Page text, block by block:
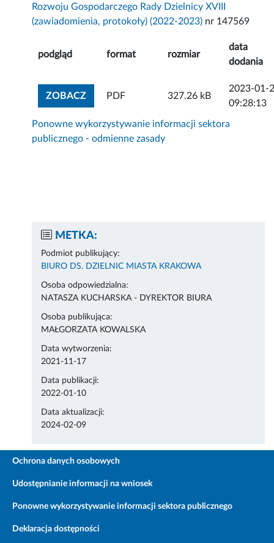
Rozwoju Gospodarczego Rady Dzielnicy XVIII
(zawiadomienia, protokoły) (2022-2023) nr 147569
podgląd format rozmiar
data
dodania
ZOBACZZOBACZ ZAŁĄCZNIK
PDF 327.26 kB
2023-01-
09:28:13
Ponowne wykorzystywanie informacji sektora
publicznego - odmienne zasady
METKA:
Podmiot publikujący:
BIURO DS. DZIELNIC MIASTA KRAKOWA
Osoba odpowiedzialna:
NATASZA KUCHARSKA - DYREKTOR BIURA
Osoba publikująca:
MAŁGORZATA KOWALSKA
Data wytworzenia:
2021-11-17
Data publikacji:
2022-01-10
Data aktualizacji:
2024-02-09
Ochrona danych osobowych
Udostępnianie informacji na wniosek
Ponowne wykorzystywanie informacji sektora publicznego
Deklaracja dostępności